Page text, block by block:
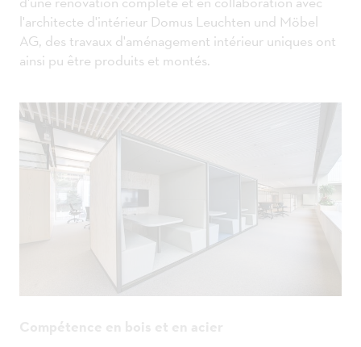
l'architecte d'intérieur Domus Leuchten und Möbel
AG, des travaux d'aménagement intérieur uniques ont
ainsi pu être produits et montés.